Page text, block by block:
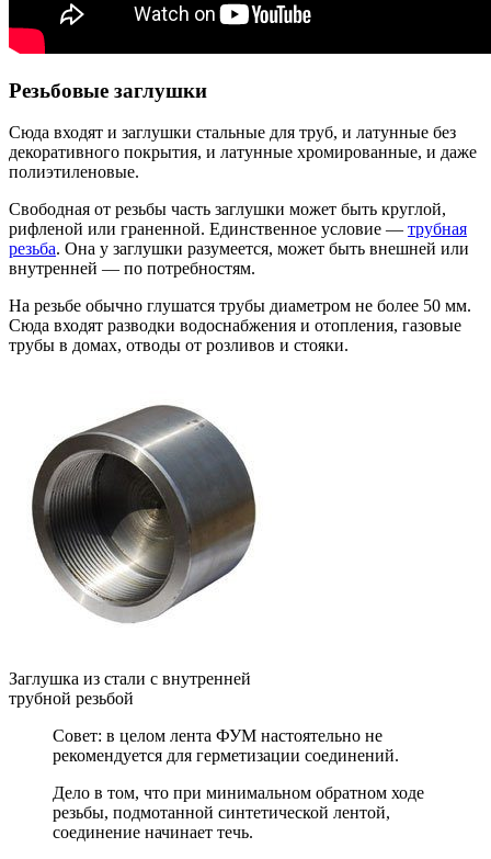
Резьбовые заглушки
Сюда входят и заглушки стальные для труб, и латунные без
декоративного покрытия, и латунные хромированные, и даже
полиэтиленовые.
Свободная от резьбы часть заглушки может быть круглой,
рифленой или граненной. Единственное условие — трубная
резьба. Она у заглушки разумеется, может быть внешней или
внутренней — по потребностям.
На резьбе обычно глушатся трубы диаметром не более 50 мм.
Сюда входят разводки водоснабжения и отопления, газовые
трубы в домах, отводы от розливов и стояки.
Заглушка из стали с внутренней
трубной резьбой
Совет: в целом лента ФУМ настоятельно не
рекомендуется для герметизации соединений.
Дело в том, что при минимальном обратном ходе
резьбы, подмотанной синтетической лентой,
соединение начинает течь.